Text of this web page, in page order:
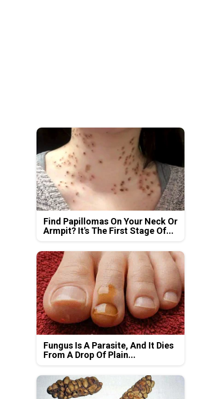
Find Papillomas On Your Neck Or
Armpit? It's The First Stage Of...
Fungus Is A Parasite, And It Dies
From A Drop Of Plain...